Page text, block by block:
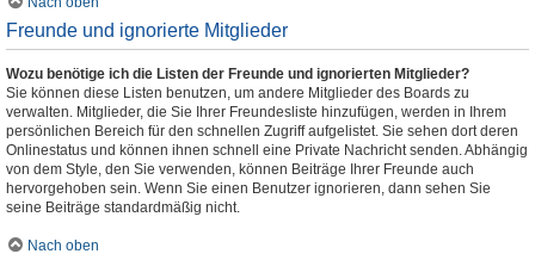
Freunde und ignorierte Mitglieder
Wozu benötige ich die Listen der Freunde und ignorierten Mitglieder?
Sie können diese Listen benutzen, um andere Mitglieder des Boards zu
verwalten. Mitglieder, die Sie Ihrer Freundesliste hinzufügen, werden in Ihrem
persönlichen Bereich für den schnellen Zugriff aufgelistet. Sie sehen dort deren
Onlinestatus und können ihnen schnell eine Private Nachricht senden. Abhängig
von dem Style, den Sie verwenden, können Beiträge Ihrer Freunde auch
hervorgehoben sein. Wenn Sie einen Benutzer ignorieren, dann sehen Sie
seine Beiträge standardmäßig nicht.
Nach oben